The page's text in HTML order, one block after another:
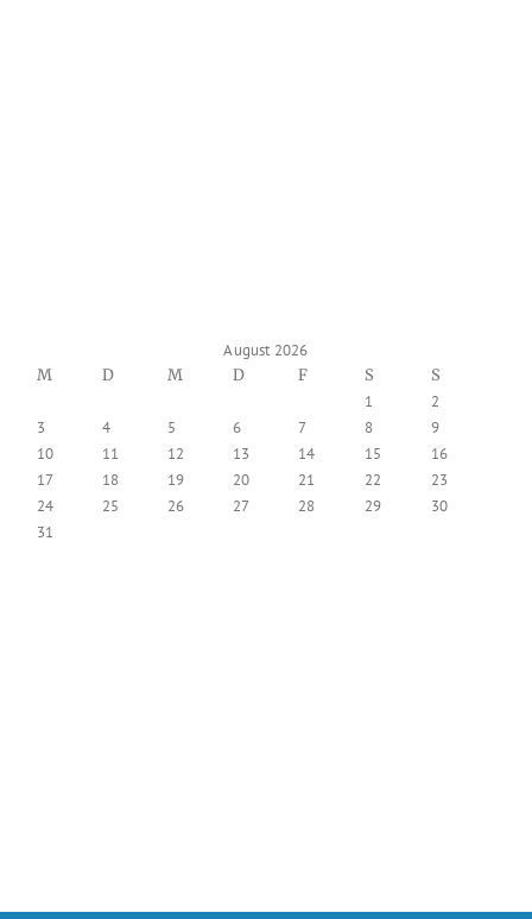
August 2026
M
D M D F S
S
1
2
3
4 5 6 7 8
9
10
11 12 13 14 15
16
17
18 19 20 21 22
23
24
25 26 27 28 29
30
31